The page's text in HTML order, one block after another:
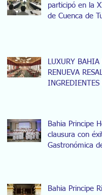
participó en la
de Cuenca de
LUXURY BAHIA
RENUEVA
INGREDIENTES
Bahia Principe
clausura con
Gastronómica
Bahia Principe